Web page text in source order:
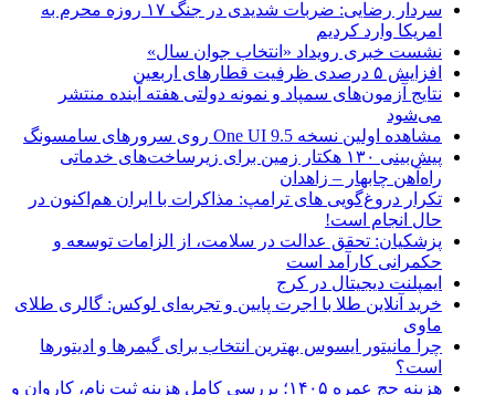
سردار رضایی: ضربات شدیدی در جنگ ۱۷ روزه محرم به
امریکا وارد کردیم
نشست خبری رویداد «انتخاب جوان سال»
افزایش ۵ درصدی ظرفیت قطارهای اربعین
نتایج آزمون‌های سمپاد و نمونه دولتی هفته آینده منتشر
می‌شود
مشاهده اولین نسخه One UI 9.5 روی سرورهای سامسونگ
پیش‌بینی ۱۳۰ هکتار زمین برای زیرساخت‌های خدماتی
راه‌آهن چابهار – زاهدان
تکرار دروغ‌گویی های ترامپ: مذاکرات با ایران هم‌اکنون در
حال انجام است!
پزشکیان: تحقق عدالت در سلامت، از الزامات توسعه و
حکمرانی کارآمد است
ایمپلنت دیجیتال در کرج
خرید آنلاین طلا با اجرت پایین و تجربه‌ای لوکس: گالری طلای
ماوی
چرا مانیتور ایسوس بهترین انتخاب برای گیمرها و ادیتورها
است؟
هزینه حج عمره ۱۴۰۵؛ بررسی کامل هزینه ثبت نام، کاروان و